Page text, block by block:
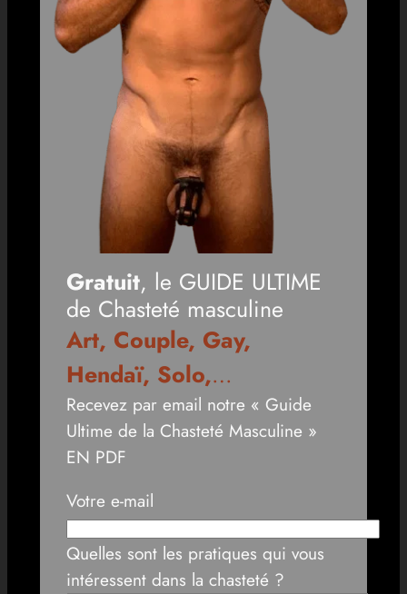
Gratuit, le GUIDE ULTIME
de Chasteté masculine
Art, Couple, Gay,
Hendaï, Solo,…
Recevez par email notre « Guide
Ultime de la Chasteté Masculine »
EN PDF
Votre e-mail
Quelles sont les pratiques qui vous
intéressent dans la chasteté ?